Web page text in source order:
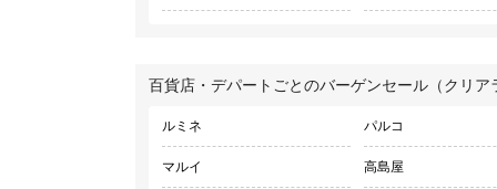
百貨店・デパートごとのバーゲンセール（クリ
ルミネ パルコ
マルイ 高島屋